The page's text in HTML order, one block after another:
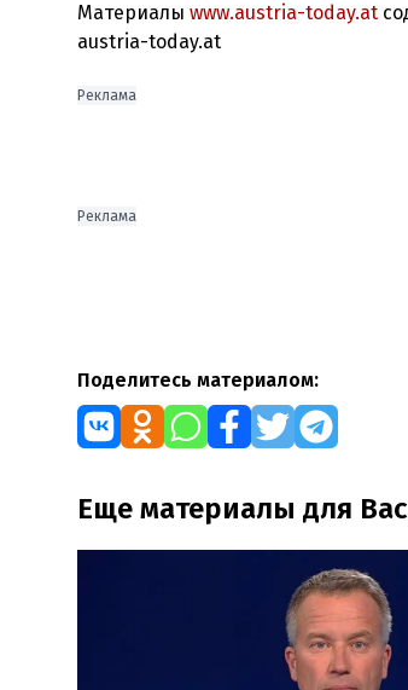
Материалы www.austria-today.at
austria-today.at
Реклама
Реклама
Поделитесь материалом:
Еще материалы для